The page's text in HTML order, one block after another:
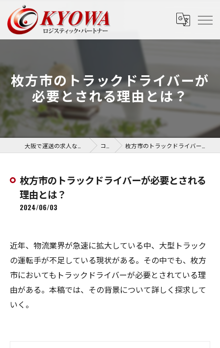
枚方市のトラックドライバーが
必要とされる理由とは？
コラム 枚方市のトラックドライバーが必要とされる理由とは？
枚方市のトラックドライバーが必要とされる
理由とは？
2024/06/03
近年、物流業界が急速に拡大している中、大型トラック
の運転手が不足している現状がある。その中でも、枚方
市においてもトラックドライバーが必要とされている理
由がある。本稿では、その背景について詳しく探求して
いく。